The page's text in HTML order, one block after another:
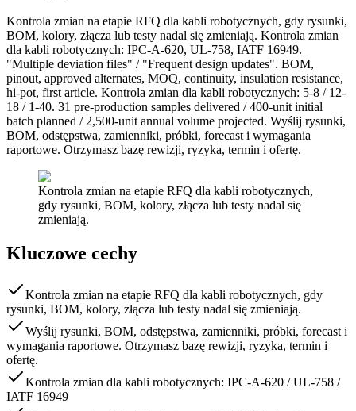
Kontrola zmian na etapie RFQ dla kabli robotycznych, gdy rysunki,
BOM, kolory, złącza lub testy nadal się zmieniają. Kontrola zmian
dla kabli robotycznych: IPC-A-620, UL-758, IATF 16949.
"Multiple deviation files" / "Frequent design updates". BOM,
pinout, approved alternates, MOQ, continuity, insulation resistance,
hi-pot, first article. Kontrola zmian dla kabli robotycznych: 5-8 / 12-
18 / 1-40. 31 pre-production samples delivered / 400-unit initial
batch planned / 2,500-unit annual volume projected. Wyślij rysunki,
BOM, odstępstwa, zamienniki, próbki, forecast i wymagania
raportowe. Otrzymasz bazę rewizji, ryzyka, termin i ofertę.
Kontrola zmian na etapie RFQ dla kabli robotycznych,
gdy rysunki, BOM, kolory, złącza lub testy nadal się
zmieniają.
Kluczowe cechy
Kontrola zmian na etapie RFQ dla kabli robotycznych, gdy
rysunki, BOM, kolory, złącza lub testy nadal się zmieniają.
Wyślij rysunki, BOM, odstępstwa, zamienniki, próbki, forecast i
wymagania raportowe. Otrzymasz bazę rewizji, ryzyka, termin i
ofertę.
Kontrola zmian dla kabli robotycznych: IPC-A-620 / UL-758 /
IATF 16949